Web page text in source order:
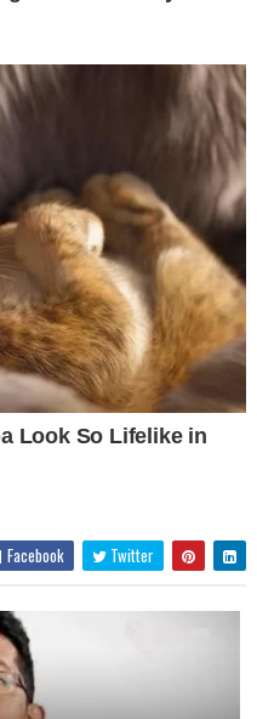
Facebook Twitter